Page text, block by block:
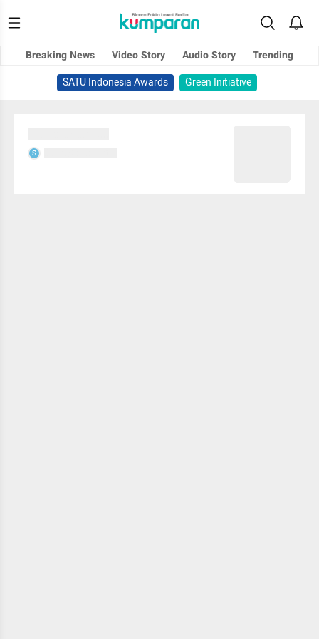
Breaking News Video Story Audio Story
Trending
SATU Indonesia Awards
Green Initiative
S